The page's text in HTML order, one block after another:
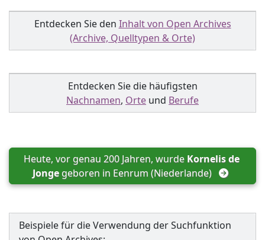
Entdecken Sie den Inhalt von Open Archives
(Archive, Quelltypen & Orte)
Entdecken Sie die häufigsten
Nachnamen, Orte und Berufe
Heute, vor genau 200 Jahren, wurde Kornelis de
Jonge geboren in Eenrum (Niederlande)
Beispiele für die Verwendung der Suchfunktion